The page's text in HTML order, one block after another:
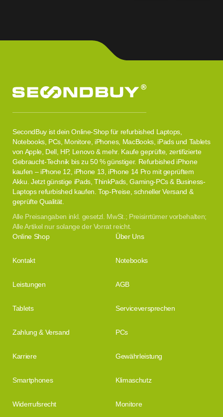
SecondBuy ist dein Online-Shop für refurbished Laptops,
Notebooks, PCs, Monitore, iPhones, MacBooks, iPads und Tablets
von Apple, Dell, HP, Lenovo & mehr. Kaufe geprüfte, zertifizierte
Gebraucht-Technik bis zu 50 % günstiger. Refurbished iPhone
kaufen – iPhone 12, iPhone 13, iPhone 14 Pro mit geprüftem
Akku. Jetzt günstige iPads, ThinkPads, Gaming-PCs & Business-
Laptops refurbished kaufen. Top-Preise, schneller Versand &
geprüfte Qualität.
Alle Preisangaben inkl. gesetzl. MwSt.; Preisirrtümer vorbehalten;
Alle Artikel nur solange der Vorrat reicht.
Online Shop Über Uns
Kontakt Notebooks
Leistungen AGB
Tablets Serviceversprechen
Zahlung & Versand PCs
Karriere Gewährleistung
Smartphones Klimaschutz
Widerrufsrecht Monitore